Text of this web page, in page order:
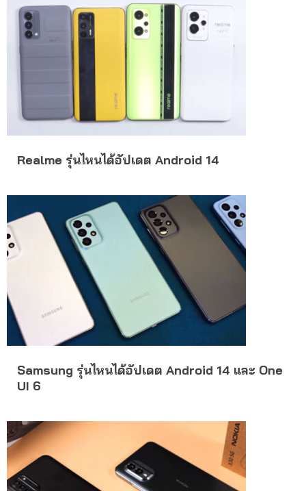
Realme รุ่นไหนได้อัปเดต Android 14
Samsung รุ่นไหนได้อัปเดต Android 14 และ One
UI 6